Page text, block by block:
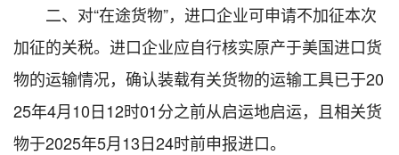
二、对“在途货物”，进口企业可申请不加征本次
加征的关税。进口企业应自行核实原产于美国进口货
物的运输情况，确认装载有关货物的运输工具已于20
25年4月10日12时01分之前从启运地启运，且相关货
物于2025年5月13日24时前申报进口。